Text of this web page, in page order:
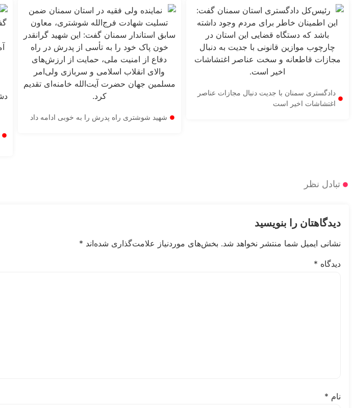
دادگستری سمنان با جدیت دنبال مجازات عناصر
اغتشاشات اخیر است
شهید شوشتری راه پدرش را به خوبی ادامه داد
تبادل نظر
دیدگاهتان را بنویسید
نشانی ایمیل شما منتشر نخواهد شد. بخش‌های موردنیاز علامت‌گذاری شده‌اند *
دیدگاه *
نام *